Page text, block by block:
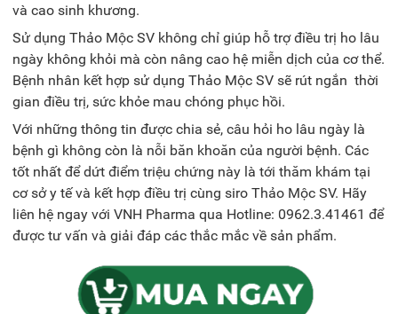
và cao sinh khương.
Sử dụng Thảo Mộc SV không chỉ giúp hỗ trợ điều trị ho lâu
ngày không khỏi mà còn nâng cao hệ miễn dịch của cơ thể.
Bệnh nhân kết hợp sử dụng Thảo Mộc SV sẽ rút ngắn thời
gian điều trị, sức khỏe mau chóng phục hồi.
Với những thông tin được chia sẻ, câu hỏi ho lâu ngày là
bệnh gì không còn là nỗi băn khoăn của người bệnh. Các
tốt nhất để dứt điểm triệu chứng này là tới thăm khám tại
cơ sở y tế và kết hợp điều trị cùng siro Thảo Mộc SV. Hãy
liên hệ ngay với VNH Pharma qua Hotline: 0962.3.41461 để
được tư vấn và giải đáp các thắc mắc về sản phẩm.